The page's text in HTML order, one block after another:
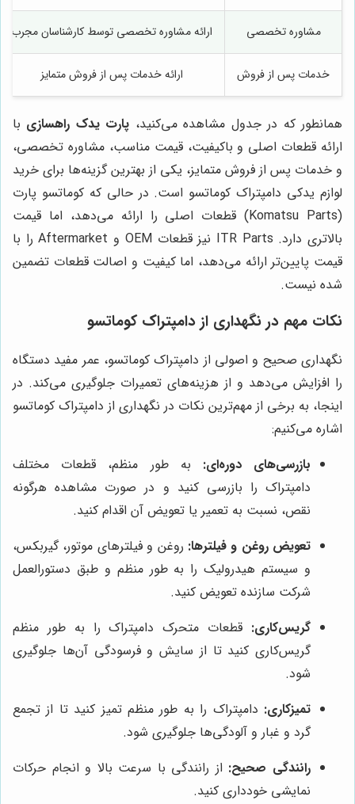
مشاوره تخصصی ارائه مشاوره تخصصی توسط کارشناسان مجرب
خدمات پس از فروش ارائه خدمات پس از فروش متمایز
همانطور که در جدول مشاهده می‌کنید، پارت یدک راهسازی با
ارائه قطعات اصلی و باکیفیت، قیمت مناسب، مشاوره تخصصی،
و خدمات پس از فروش متمایز، یکی از بهترین گزینه‌ها برای خرید
لوازم یدکی دامپتراک کوماتسو است. در حالی که کوماتسو پارت
(Komatsu Parts) قطعات اصلی را ارائه می‌دهد، اما قیمت
بالاتری دارد. ITR Parts نیز قطعات OEM و Aftermarket را با
قیمت پایین‌تر ارائه می‌دهد، اما کیفیت و اصالت قطعات تضمین
شده نیست.
نکات مهم در نگهداری از دامپتراک کوماتسو
نگهداری صحیح و اصولی از دامپتراک کوماتسو، عمر مفید دستگاه
را افزایش می‌دهد و از هزینه‌های تعمیرات جلوگیری می‌کند. در
اینجا، به برخی از مهم‌ترین نکات در نگهداری از دامپتراک کوماتسو
اشاره می‌کنیم:
بازرسی‌های دوره‌ای: به طور منظم، قطعات مختلف
دامپتراک را بازرسی کنید و در صورت مشاهده هرگونه
نقص، نسبت به تعمیر یا تعویض آن اقدام کنید.
تعویض روغن و فیلترها: روغن و فیلترهای موتور، گیربکس،
و سیستم هیدرولیک را به طور منظم و طبق دستورالعمل
شرکت سازنده تعویض کنید.
گریس‌کاری: قطعات متحرک دامپتراک را به طور منظم
گریس‌کاری کنید تا از سایش و فرسودگی آن‌ها جلوگیری
شود.
تمیزکاری: دامپتراک را به طور منظم تمیز کنید تا از تجمع
گرد و غبار و آلودگی‌ها جلوگیری شود.
رانندگی صحیح: از رانندگی با سرعت بالا و انجام حرکات
نمایشی خودداری کنید.